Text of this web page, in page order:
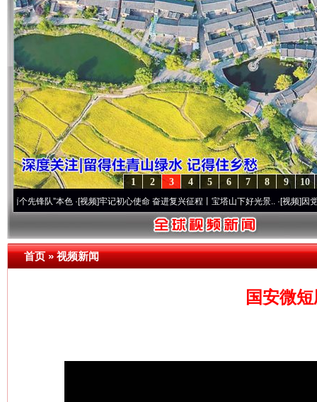
10
9
8
7
6
5
4
3
2
1
”本色·[视频]牢记初心使命 奋进复兴征程丨宝塔山下好光景..·[视频]因党而生 为
首页»视频新闻
国安微